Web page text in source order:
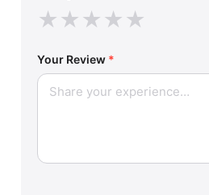
★★★★★
Your Review *